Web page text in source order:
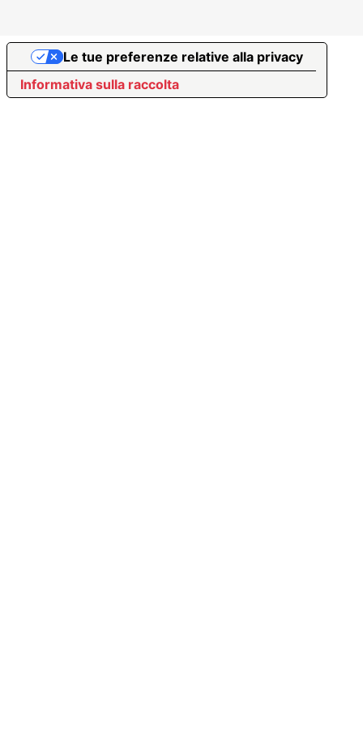
Informativa sulla raccolta
Le tue preferenze relative alla privacy